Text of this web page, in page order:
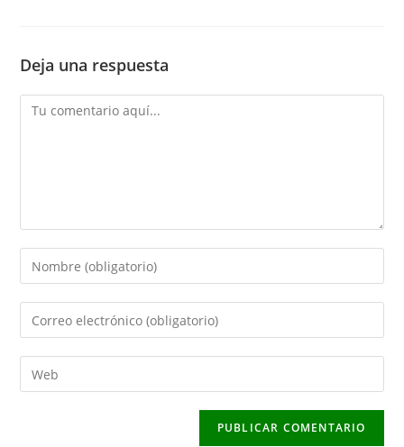
Deja una respuesta
Comentario
Introduce
tu
nombre
de
usuario
Introduce
tu
dirección
de
Introduce
la